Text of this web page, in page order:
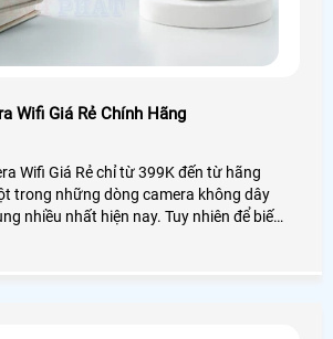
Wifi Giá Rẻ Chính Hãng
Wifi Giá Rẻ chỉ từ 399K đến từ hãng
trong những dòng camera không dây
nhiều nhất hiện nay. Tuy nhiên để biết